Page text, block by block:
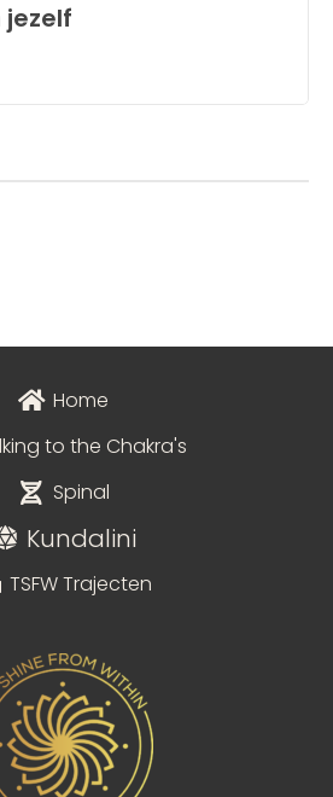
Home
to the Chakra's
Spinal
Kundalini
TSFW Trajecten